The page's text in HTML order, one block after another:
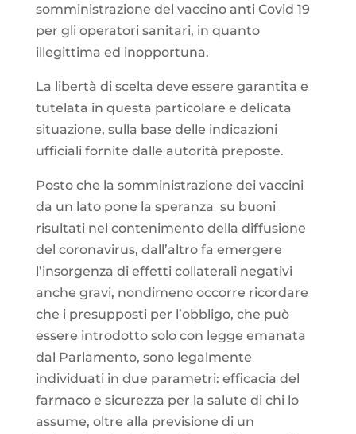
somministrazione del vaccino anti Covid 19
per gli operatori sanitari, in quanto
illegittima ed inopportuna.
La libertà di scelta deve essere garantita e
tutelata in questa particolare e delicata
situazione, sulla base delle indicazioni
ufficiali fornite dalle autorità preposte.
Posto che la somministrazione dei vaccini
da un lato pone la speranza su buoni
risultati nel contenimento della diffusione
del coronavirus, dall’altro fa emergere
l’insorgenza di effetti collaterali negativi
anche gravi, nondimeno occorre ricordare
che i presupposti per l’obbligo, che può
essere introdotto solo con legge emanata
dal Parlamento, sono legalmente
individuati in due parametri: efficacia del
farmaco e sicurezza per la salute di chi lo
assume, oltre alla previsione di un